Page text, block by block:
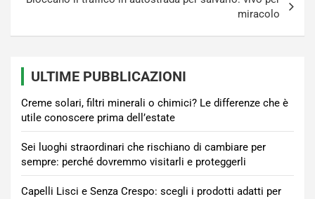
miracolo
ULTIME PUBBLICAZIONI
Creme solari, filtri minerali o chimici? Le differenze che è
utile conoscere prima dell’estate
Sei luoghi straordinari che rischiano di cambiare per
sempre: perché dovremmo visitarli e proteggerli
Capelli Lisci e Senza Crespo: scegli i prodotti adatti per